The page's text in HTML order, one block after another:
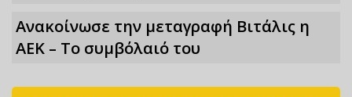
Ανακοίνωσε την μεταγραφή Βιτάλις η
ΑΕΚ – Το συμβόλαιό του